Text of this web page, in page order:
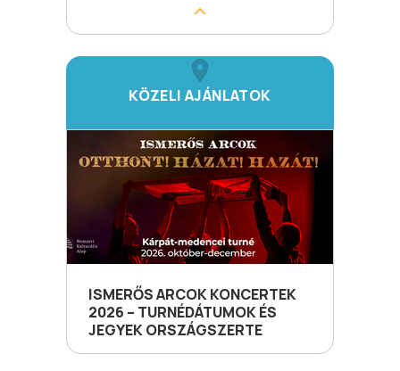
KÖZELI AJÁNLATOK
ISMERŐS ARCOK KONCERTEK
2026 – TURNÉDÁTUMOK ÉS
JEGYEK ORSZÁGSZERTE